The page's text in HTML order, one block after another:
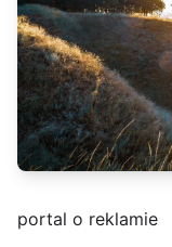
portal o reklamie